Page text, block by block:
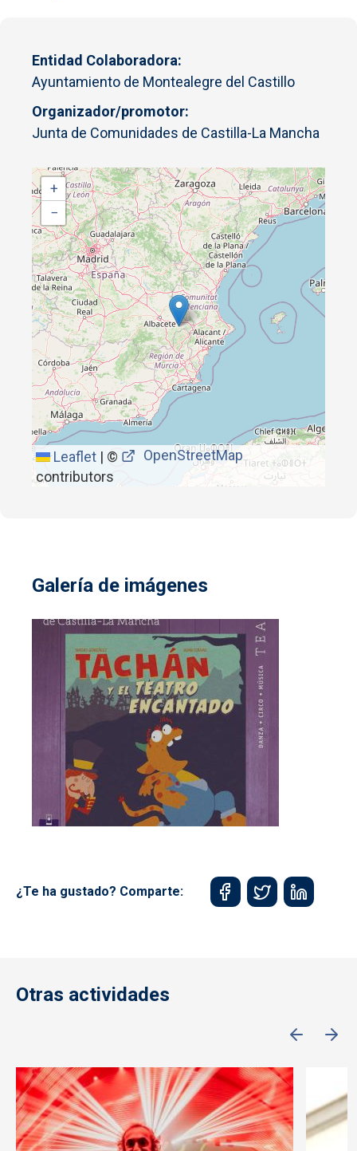
Entidad Colaboradora
Ayuntamiento de Montealegre del Castillo
Organizador/promotor
Junta de Comunidades de Castilla-La Mancha
+
−
Leaflet | ©
OpenStreetMap
contributors
Galería de imágenes
¿Te ha gustado? Comparte:
Otras actividades